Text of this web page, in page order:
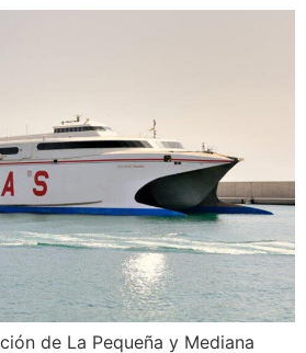
de La Pequeña y Mediana